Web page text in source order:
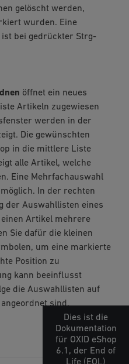
Dies ist die
Dokumentation
für OXID eShop
6.1, der End of
gelöscht werden,
wurden. Eine
bei gedrückter Strg-
öffnet ein neues
Artikeln zugewiesen
werden in der
Die gewünschten
in die mittlere Liste
alle Artikel, welche
Eine Mehrfachauswahl
In der rechten
der Auswahllisten eines
Artikel mehrere
Sie dafür die kleinen
um eine markierte
Position zu
kann beeinflusst
die Auswahllisten auf
sind.
Next